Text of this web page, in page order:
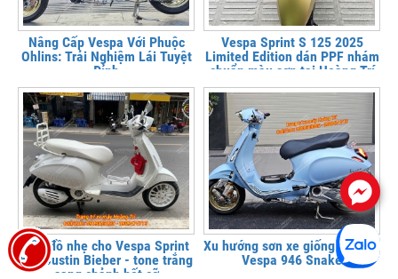
Nâng Cấp Vespa Với Phuộc
Ohlins: Trải Nghiệm Lái Tuyệt
Đỉnh
Vespa Sprint S 125 2025
Limited Edition dán PPF nhám
chuẩn màu sơn tại Hoàng Trí
Shop
Lên đồ nhẹ cho Vespa Sprint
bản Justin Bieber - tone trắng
sang chảnh hết cỡ
Xu hướng sơn xe giống màu xe
Vespa 946 Snake
.